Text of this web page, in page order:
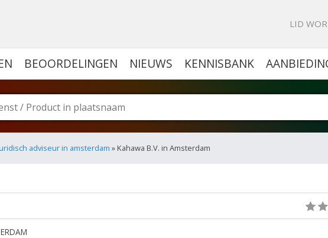
LID
BEOORDELINGEN NIEUWS KENNISBANK
adviseur in amsterdam » Kahawa B.V. in Amsterdam